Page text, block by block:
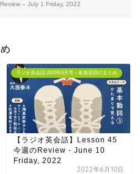
– July 1 Friday, 2022
ラジオ英会話 2022年6月号～各放送回のまとめ
【ラジオ英会話】Lesson 45
今週のReview - June 10
Friday, 2022
2022年6月10日